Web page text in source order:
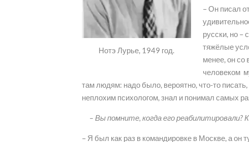
Нотэ Лурье, 1949 год.
– Он писал
русски, но –
тяжёлые
менее, он
человеком
там людям: надо было, вероятно, что-то
неплохим психологом, знал и понимал самых
– Вы помните, когда его реабилитировали?
– Я был как раз в командировке в Москве, а он